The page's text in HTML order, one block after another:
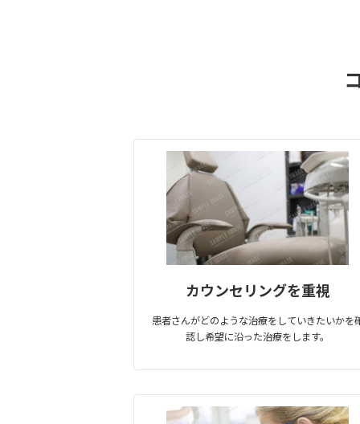
カウンセリングを重視
患者さんがどのような治療をしていきたいかを
認し希望に沿った治療をします。